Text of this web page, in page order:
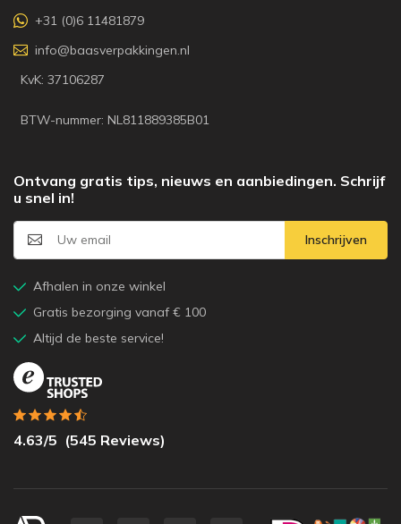
+31 (0)6 11481879
info@baasverpakkingen.nl
KvK: 37106287
BTW-nummer: NL811889385B01
Ontvang gratis tips, nieuws en aanbiedingen. Schrijf
u snel in!
Inschrijven
Afhalen in onze winkel
Gratis bezorging vanaf € 100
Altijd de beste service!
4.63/5 (545 Reviews)